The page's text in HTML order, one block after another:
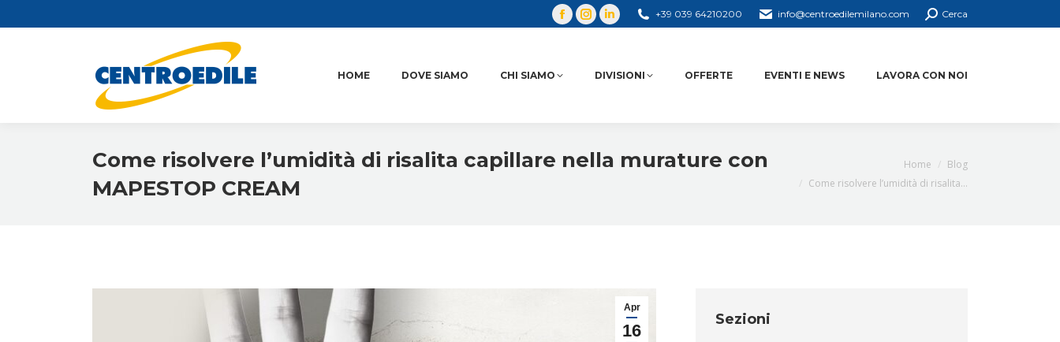
+39 039 64210200 info@centroedilemilano.com Cerca
HOME DOVE SIAMO CHI SIAMO DIVISIONI OFFERTE EVENTI E NEWS LAVORA CON NOI
Come risolvere l’umidità di risalita capillare nella murature con
MAPESTOP CREAM
Home
Blog
Come risolvere l’umidità di risalita…
Apr
16
Sezioni